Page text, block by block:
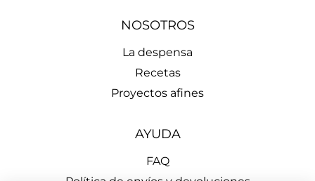
NOSOTROS
La despensa
Recetas
Proyectos afines
AYUDA
FAQ